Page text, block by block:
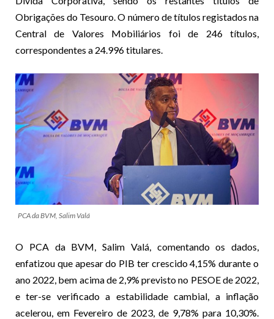
Obrigações do Tesouro. O número de títulos registados na
Central de Valores Mobiliários foi de 246 títulos,
correspondentes a 24.996 titulares.
PCA da BVM, Salim Valá
O PCA da BVM, Salim Valá, comentando os dados,
enfatizou que apesar do PIB ter crescido 4,15% durante o
ano 2022, bem acima de 2,9% previsto no PESOE de 2022,
e ter-se verificado a estabilidade cambial, a inflação
acelerou, em Fevereiro de 2023, de 9,78% para 10,30%.